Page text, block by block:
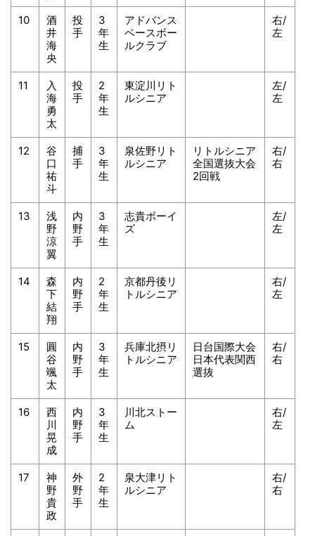
10
酒
井
海
央
投
手
3
年
生
アドバンス
ベースボー
ルクラブ
右/
左
11
入
海
勇
太
投
手
2
年
生
東淀川リト
ルシニア
左/
左
12
谷
口
祐
斗
捕
手
3
年
生
泉佐野リト
ルシニア
リトルシニア
全国選抜大会
2回戦
右/
右
13
浅
野
涼
翼
内
野
手
3
年
生
志貴ボーイ
ズ
左/
左
14
森
下
結
翔
内
野
手
2
年
生
京都丹後リ
トルシニア
右/
左
15
圓
谷
颯
太
内
野
手
3
年
生
兵庫北摂リ
トルシニア
日台国際大会
日本代表関西
選抜
右/
右
16
西
川
晃
成
内
野
手
3
年
生
川北ストー
ム
右/
左
17
神
野
貴
政
外
野
手
2
年
生
泉大津リト
ルシニア
右/
右